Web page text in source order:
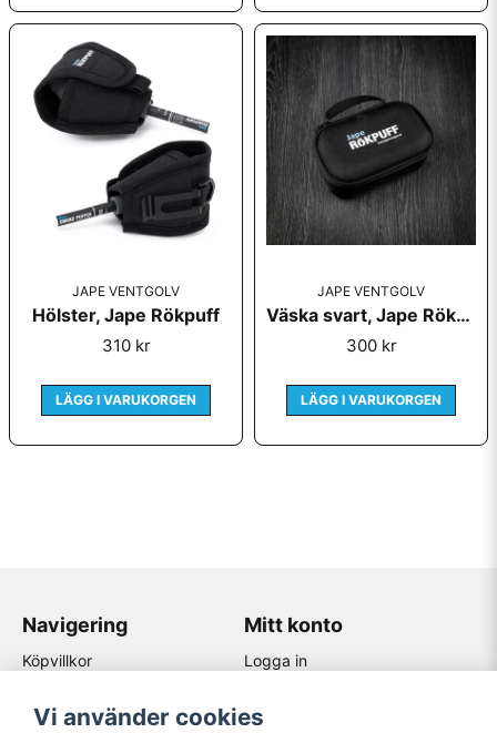
JAPE VENTGOLV
Hölster, Jape Rökpuff
310 kr
LÄGG I VARUKORGEN
JAPE VENTGOLV
Väska svart, Jape Rökpuff
300 kr
LÄGG I VARUKORGEN
Navigering
Köpvillkor
Återförsäljare
Mitt konto
Logga in
Vi använder cookies